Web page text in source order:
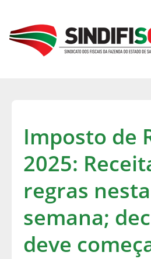
Imposto de
2025:
regras nesta
semana;
deve